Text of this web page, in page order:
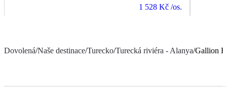
1 528 Kč /os.
Dovolená/Naše destinace/Turecko/Turecká riviéra - Alanya/Gallion